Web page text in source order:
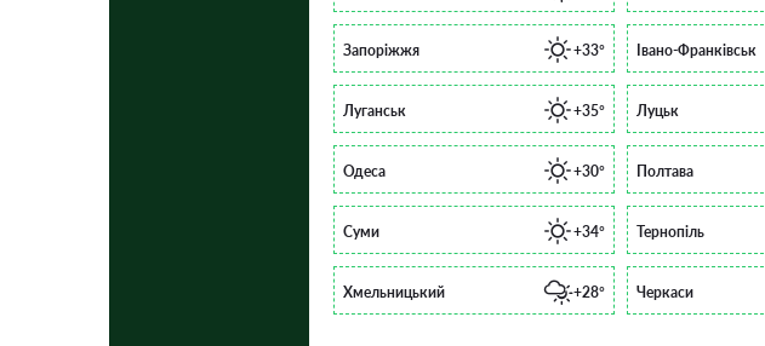
Запоріжжя +33° Івано-Франківськ
Луганськ +35° Луцьк
Одеса +30° Полтава
Суми +34° Тернопіль
Хмельницький +28° Черкаси